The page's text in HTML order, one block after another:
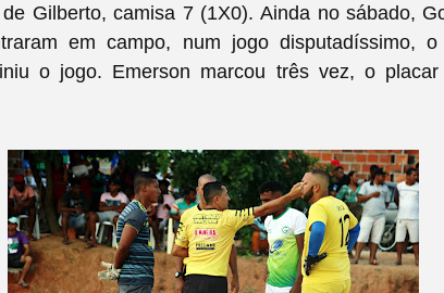
Gilberto, camisa 7 (1X0).Ainda no sábado,
em campo, num jogo disputadíssimo,
o jogo. Emerson marcou três vez, o placar